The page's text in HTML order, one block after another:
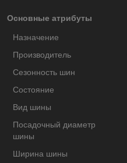
Основные атрибуты
Назначение
Производитель
Сезонность шин
Состояние
Вид шины
Посадочный диаметр
шины
Ширина шины